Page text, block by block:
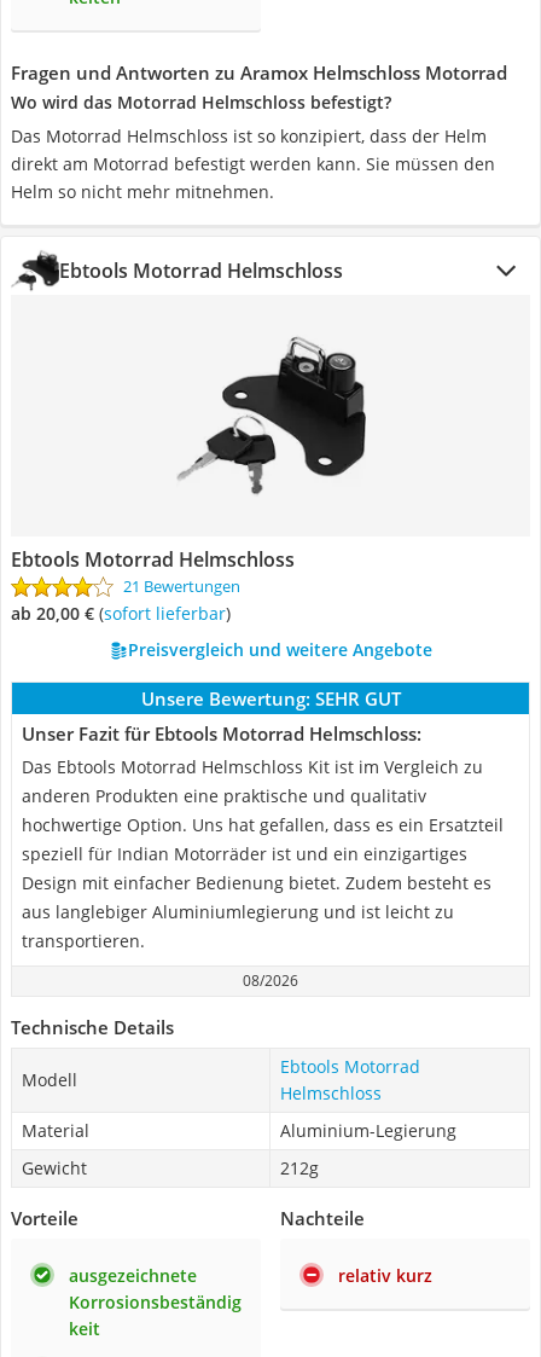
Fragen und Antworten zu Aramox Helmschloss Motorrad
Wo wird das Motorrad Helmschloss befestigt?
Das Motorrad Helmschloss ist so konzipiert, dass der Helm
direkt am Motorrad befestigt werden kann. Sie müssen den
Helm so nicht mehr mitnehmen.
Ebtools Motorrad Helmschloss
Ebtools Motorrad Helmschloss
21 Bewertungen
ab 20,00 € ( Sofort lieferbar)
Preisvergleich und weitere Angebote
Unsere Bewertung: SEHR GUT
Unser Fazit für Ebtools Motorrad Helmschloss:
Das Ebtools Motorrad Helmschloss Kit ist im Vergleich zu
anderen Produkten eine praktische und qualitativ
hochwertige Option. Uns hat gefallen, dass es ein Ersatzteil
speziell für Indian Motorräder ist und ein einzigartiges
Design mit einfacher Bedienung bietet. Zudem besteht es
aus langlebiger Aluminiumlegierung und ist leicht zu
transportieren.
08/2026
Technische Details
Modell
Ebtools Motorrad
Helmschloss
Material
Aluminium-Legierung
Gewicht
212g
Vorteile
ausgezeichnete
Korrosionsbeständig
keit
Nachteile
relativ kurz